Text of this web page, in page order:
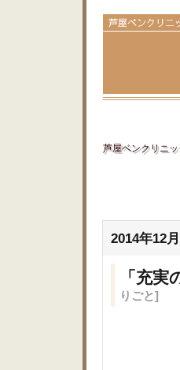
芦屋ベンクリニ
2014年12
「充実
りごと]